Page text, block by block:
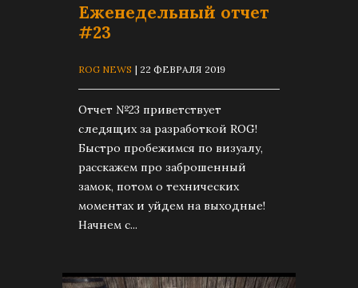
Еженедельный отчет
#23
ROG NEWS | 22 ФЕВРАЛЯ 2019
Отчет №23 приветствует
следящих за разработкой ROG!
Быстро пробежимся по визуалу,
расскажем про заброшенный
замок, потом о технических
моментах и уйдем на выходные!
Начнем с...